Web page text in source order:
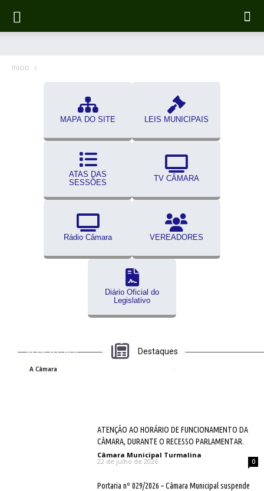
Inicio
MAPA DO SITE LEIS MUNICIPAIS
ATAS DAS
SESSÕES
TV CÂMARA
Rádio Câmara VEREADORES
Diário Oficial do
Legislativo
Destaques
AGOSTO 2026
A Câmara -
ATENÇÃO AO HORÁRIO DE FUNCIONAMENTO DA
CÂMARA, DURANTE O RECESSO PARLAMENTAR.
Câmara Municipal Turmalina -
22 de julho de 2026 0
Portaria nº 029/2026 – Câmara Municipal suspende